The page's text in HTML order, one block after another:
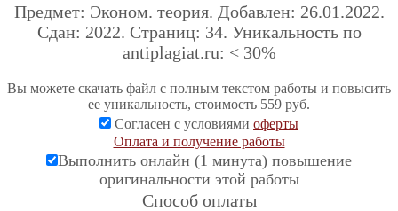
Предмет: Эконом. теория. Добавлен: 26.01.2022.
Сдан: 2022. Страниц: 34. Уникальность по
antiplagiat.ru: < 30%
Вы можете скачать файл с полным текстом работы и повысить
ее уникальность, стоимость 559 руб.
Согласен с условиями оферты
Оплата и получение работы
Выполнить онлайн (1 минута) повышение
оригинальности этой работы
Cпособ оплаты